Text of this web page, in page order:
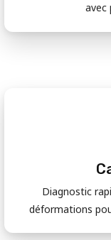
avec
Diagnostic
déformations